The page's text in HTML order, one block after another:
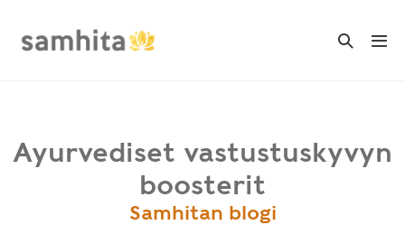
Search
Ayurvediset vastustuskyvyn
boosterit
Samhitan blogi